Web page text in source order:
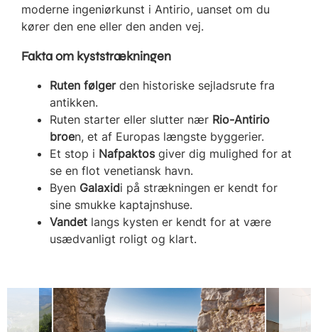
moderne ingeniørkunst i Antirio, uanset om du
kører den ene eller den anden vej.
Fakta om kyststrækningen
Ruten følgerden historiske sejladsrute fra
antikken.
Ruten starter eller slutter nær Rio-Antirio
broen, et af Europas længste byggerier.
Et stop i Nafpaktos giver dig mulighed for at
se en flot venetiansk havn.
Byen Galaxidi på strækningen er kendt for
sine smukke kaptajnshuse.
Vandet langs kysten er kendt for at være
usædvanligt roligt og klart.